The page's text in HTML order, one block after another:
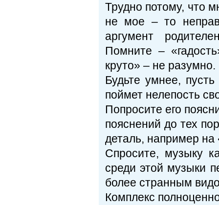
Трудно потому, что
не мое – то
аргумент
Помните –
круто» – не разумно.
Будьте умнее,
поймет нелепость
Попросите его
пояснений до тех
деталь, например на
Спросите, музыку
среди этой музыки
более странным
Комплекс